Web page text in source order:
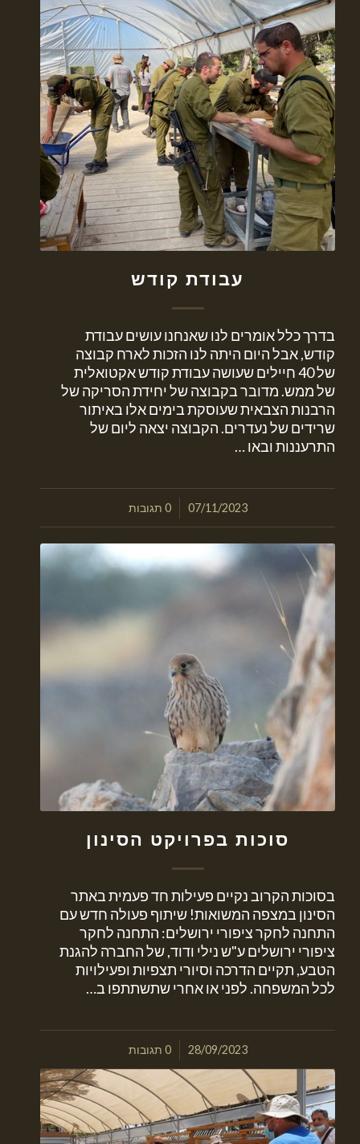
עבודת קודש
בדרך כלל אומרים לנו שאנחנו עושים עבודת
קודש, אבל היום היתה לנו הזכות לארח קבוצה
של 40 חיילים שעושה עבודת קודש אקטואלית
של ממש. מדובר בקבוצה של יחידת הסריקה של
הרבנות הצבאית שעוסקת בימים אלו באיתור
שרידים של נעדרים. הקבוצה יצאה ליום של
התרעננות ובאו …
07/11/2023
/ 0 תגובות
סוכות בפרויקט הסינון
בסוכות הקרוב נקיים פעילות חד פעמית באתר
הסינון במצפה המשואות! שיתוף פעולה חדש עם
התחנה לחקר ציפורי ירושלים: התחנה לחקר
ציפורי ירושלים ע"ש נילי ודוד, של החברה להגנת
הטבע, תקיים הדרכה וסיורי תצפיות ופעילויות
לכל המשפחה. לפני או אחרי שתשתתפו ב…
28/09/2023
/ 0 תגובות